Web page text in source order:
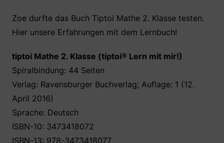
c
e
b
o
o
k
itt
er
at
s
A
p
p
er
e
st
le
n
Zoe durfte das Buch Tiptoi Mathe 2. Klasse testen.
Hier unsere Erfahrungen mit dem Lernbuch!
tiptoi Mathe 2. Klasse (tiptoi® Lern mit mir!)
Spiralbindung: 44 Seiten
Verlag: Ravensburger Buchverlag; Auflage: 1 (12.
April 2016)
Sprache: Deutsch
ISBN-10: 3473418072
ISBN-13: 978-3473418077